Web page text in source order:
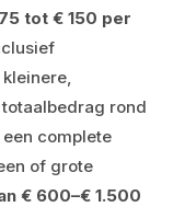
tot € 150 per
rond
complete
of grote
€ 600–€ 1.500